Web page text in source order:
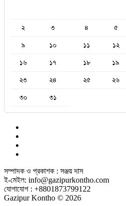
২
৩ ৪ ৫
৯
১০ ১১ ১২
১৬
১৭ ১৮ ১৯
২৩
২৪ ২৫ ২৬
৩০
৩১
সম্পাদক ও প্রকাশক : সঞ্জয় দাস
ই-মেইল: info@gazipurkontho.com
যোগাযোগ : +8801873799122
Gazipur Kontho © 2026